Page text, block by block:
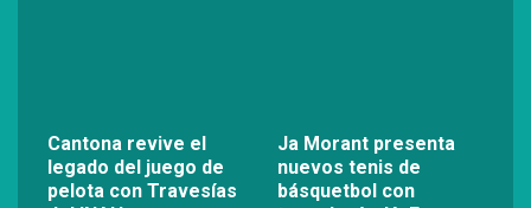
Cantona revive el
legado del juego de
pelota con Travesías
Ja Morant presenta
nuevos tenis de
básquetbol con